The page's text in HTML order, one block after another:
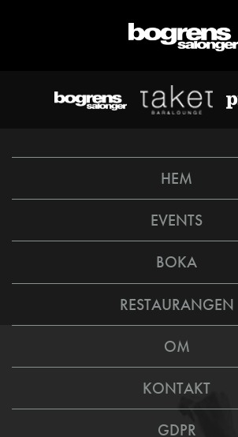
HEM
EVENTS
BOKA
RESTAURANGEN
OM
KONTAKT
GDPR